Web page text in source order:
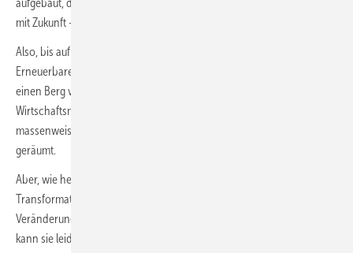
aufgebaut, die händeringend tausende von Mitarbeitern sucht. Jobs
mit Zukunft – auch für ehemalige Autobauer...
Also, bis auf Strompreisbremse und Co. ist der Merkelregierung zu den
Erneuerbaren nicht viel eingefallen. Dann kam die Ampel und hatte
einen Berg voll Arbeit vor sich, so hoch wie der Mount Everest. Und
Wirtschaftsminister Habeck und sein Team haben seither
massenweise Gesetze verabschiedet und Hürden aus dem Weg
geräumt.
Aber, wie heißt es so schön: Wo gehobelt wird, fallen Späne. Ja, die
Transformation des Energiesystems bringt Veränderungen mit sich.
Veränderungen aber hat es 16 Jahre nicht gegeben. Kein Mensch
kann sie leiden. Und wir sind sie auch gar nicht mehr gewöhnt. Lieber